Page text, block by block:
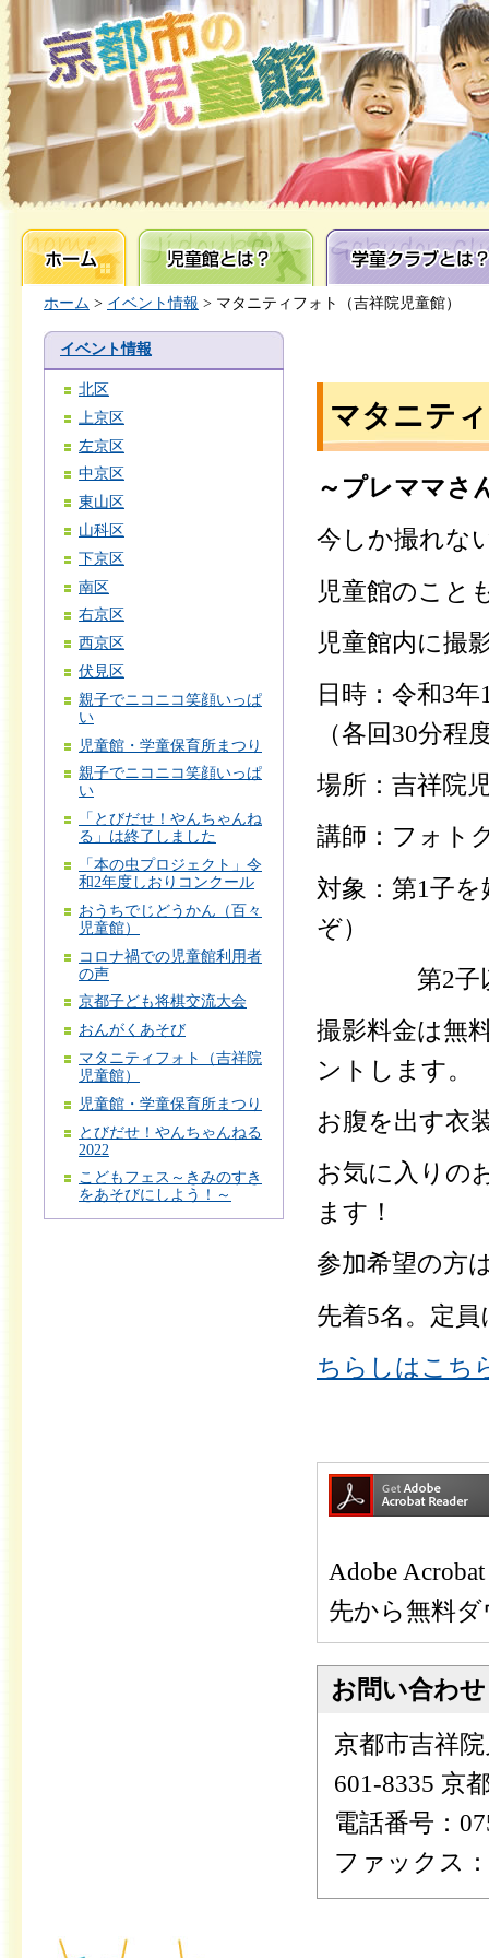
ホーム 児童館とは？ 学童クラブとは？
ホーム > イベント情報 > マタニティフォト（吉祥院児童館）
イベント情報
北区
上京区
左京区
中京区
東山区
山科区
下京区
南区
右京区
西京区
伏見区
親子でニコニコ笑顔いっぱ
い
児童館・学童保育所まつり
親子でニコニコ笑顔いっぱ
い
「とびだせ！やんちゃんね
る」は終了しました
「本の虫プロジェクト」令
和2年度しおりコンクール
おうちでじどうかん（百々
児童館）
コロナ禍での児童館利用者
の声
京都子ども将棋交流大会
おんがくあそび
マタニティフォト（吉祥院
児童館）
児童館・学童保育所まつり
とびだせ！やんちゃんねる
2022
こどもフェス～きみのすき
をあそびにしよう！～
マタニテ
～プレママ
今しか撮れな
児童館のこと
児童館内に撮
日時：令和3
（各回30分程
場所：吉祥院
講師：フォト
対象：第1子
ぞ）
第2子以降
撮影料金は無
ントします。
お腹を出す衣
お気に入りの
ます！
参加希望の方
先着5名。定
ちらしはこち
Adobe
先から無料
お問い合わせ
京都市吉祥
601-8335 京
電話番号：
ファックス